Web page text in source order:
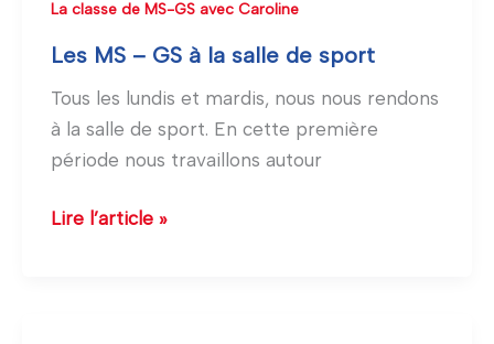
La classe de MS-GS avec Caroline
Les MS – GS à la salle de sport
Tous les lundis et mardis, nous nous rendons
à la salle de sport. En cette première
période nous travaillons autour
Les
–
GS
à
la
de
Lire l’article »